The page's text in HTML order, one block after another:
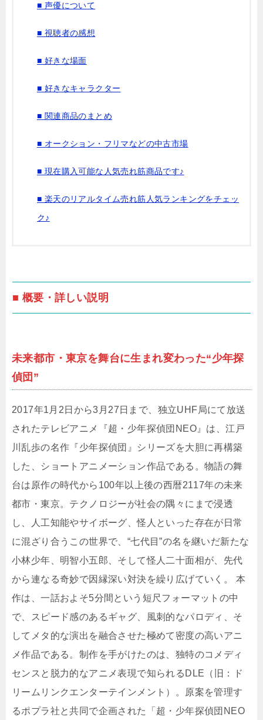
■ 声優について
■ 視聴者の感想
■ 好きな場面
■ 好きなキャラクター
■ 関連商品のまとめ
■ オークション・フリマなどの中古市場
■ 現在購入可能な人気売れ筋商品です♪
■ 楽天のリアルタイム売れ筋人気ランキングをチェッ
ク♪
■ 概要・詳しい説明
未来都市・東京を舞台に生まれ変わった“少年探
偵団”
2017年1月2日から3月27日まで、独立UHF局にて放送
されたテレビアニメ『超・少年探偵団NEO』は、江戸
川乱歩の名作『少年探偵団』シリーズを大胆に再構築
した、ショートアニメーション作品である。物語の舞
台は原作の時代から100年以上後の西暦2117年の未来
都市・東京。テクノロジーが社会の隅々にまで浸透
し、人工知能やサイボーグ、怪人といった存在が日常
に混ざり合うこの世界で、“七代目”の名を継いだ新たな
小林少年、明智小五郎、そして怪人二十面相が、先代
から連なる奇妙で因縁深い対決を繰り広げていく。 本
作は、一話およそ5分間という短尺フォーマットの中
で、スピード感のあるギャグ、風刺的なパロディ、そ
してメタ的な演出を融合させた極めて密度の高いアニ
メ作品である。制作を手がけたのは、独特のコメディ
センスと脱力的なアニメ表現で知られるDLE（旧：ド
リームリンクエンターテインメント）。原案を管理す
るポプラ社と共同で企画された「超・少年探偵団NEO